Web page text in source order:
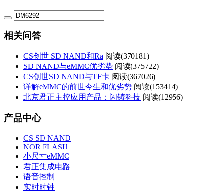
相关问答
CS创世 SD NAND和Ra 阅读(370181)
SD NAND与eMMC优劣势 阅读(375722)
CS创世SD NAND与TF卡 阅读(367026)
详解eMMC的前世今生和优劣势 阅读(153414)
北京君正主控应用产品：闪铸科技 阅读(12956)
产品中心
CS SD NAND
NOR FLASH
小尺寸eMMC
君正集成电路
语音控制
实时时钟